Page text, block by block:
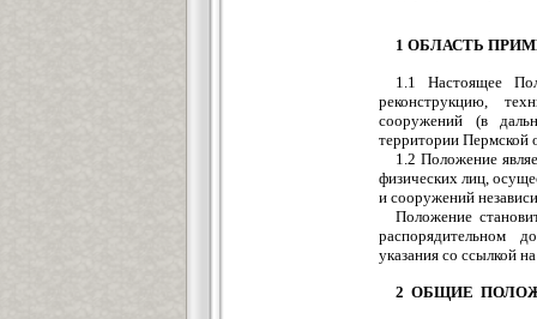
1 ОБЛАСТЬ
1.1 Настоящее
реконструкцию,
сооружений (в
территории Пермской
1.2 Положение
физических лиц,
и сооружений
Положение
распорядительном
указания со ссылкой
2 ОБЩИЕ